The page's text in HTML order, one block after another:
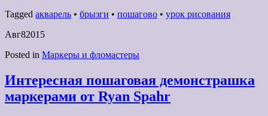
Tagged акварель • брызги • пошагово • урок рисования
Авг82015
Posted in Маркеры и фломастеры
Интересная пошаговая демонстрашка
маркерами от Ryan Spahr